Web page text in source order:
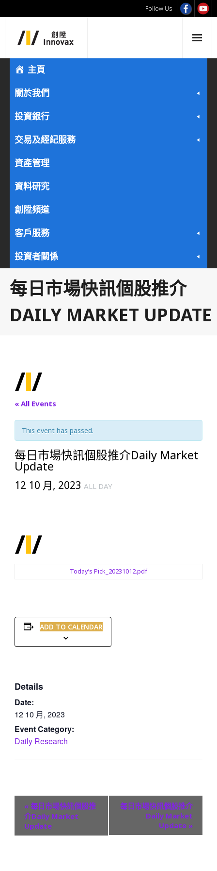
Follow Us
主頁
關於我們
投資銀行
交易及經紀服務
資產管理
資料研究
創陞頻道
客戶服務
投資者關係
每日市場快訊個股推介
DAILY MARKET UPDATE
« All Events
This event has passed.
每日市場快訊個股推介Daily Market
Update
12 10 月, 2023 ALL DAY
Today’s Pick_20231012.pdf
ADD TO CALENDAR
Details
Date:
12 10 月, 2023
Event Category:
Daily Research
« 每日市場快訊個股推
介Daily Market
Update
每日市場快訊個股推介
Daily Market
Update »